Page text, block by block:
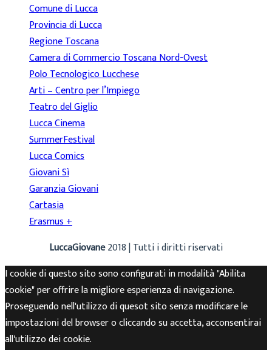
Comune di Lucca
Provincia di Lucca
Regione Toscana
Camera di Commercio Toscana Nord-Ovest
Polo Tecnologico Lucchese
Arti – Centro per l’Impiego
Teatro del Giglio
Lucca Cinema
SummerFestival
Lucca Comics
Giovani Sì
Garanzia Giovani
Cartasia
Erasmus +
LuccaGiovane2018 | Tutti i diritti riservati
I cookie di questo sito sono configurati in modalità "Abilita
cookie" per offrire la migliore esperienza di navigazione.
Proseguendo nell'utilizzo di quesot sito senza modificare le
impostazioni del browser o cliccando su accetta, acconsentirai
all'utilizzo dei cookie.